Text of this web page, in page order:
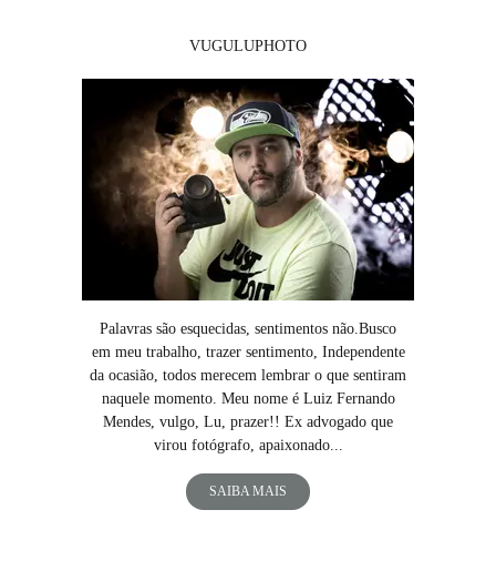
VUGULUPHOTO
Palavras são esquecidas, sentimentos não.Busco
em meu trabalho, trazer sentimento, Independente
da ocasião, todos merecem lembrar o que sentiram
naquele momento. Meu nome é Luiz Fernando
Mendes, vulgo, Lu, prazer!! Ex advogado que
virou fotógrafo, apaixonado...
SAIBA MAIS